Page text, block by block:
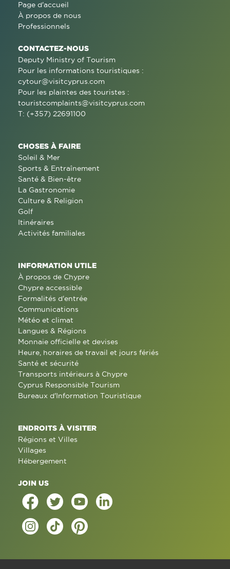
Page d'accueil
À propos de nous
Professionnels
CONTACTEZ-NOUS
Deputy Ministry of Tourism
Pour les informations touristiques :
cytour@visitcyprus.com
Pour les plaintes des touristes :
touristcomplaints@visitcyprus.com
T: (+357) 22691100
CHOSES À FAIRE
Soleil & Mer
Sports & Entraînement
Santé & Bien-être
La Gastronomie
Culture & Religion
Golf
Itinéraires
Activités familiales
INFORMATION UTILE
À propos de Chypre
Chypre accessible
Formalités d'entrée
Communications
Météo et climat
Langues & Régions
Monnaie officielle et devises
Heure, horaires de travail et jours fériés
Santé et sécurité
Transports intérieurs à Chypre
Cyprus Responsible Tourism
Bureaux d'Information Touristique
ENDROITS À VISITER
Régions et Villes
Villages
Hébergement
JOIN US